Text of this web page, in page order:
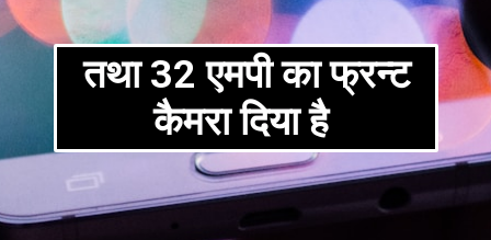
तथा 32 एमपी का फ्रन्ट
कैमरा दिया है